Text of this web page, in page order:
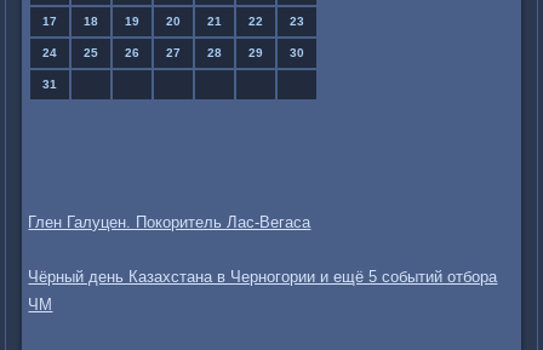
17 18 19 20 21 22 23
24 25 26 27 28 29 30
31
Глен Галуцен. Покоритель Лас-Вегаса
Чёрный день Казахстана в Черногории и ещё 5 событий отбора
ЧМ